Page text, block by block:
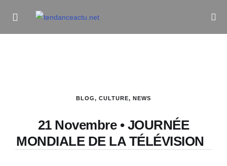
BLOG, CULTURE, NEWS
21 Novembre • JOURNÉE
MONDIALE DE LA TÉLÉVISION